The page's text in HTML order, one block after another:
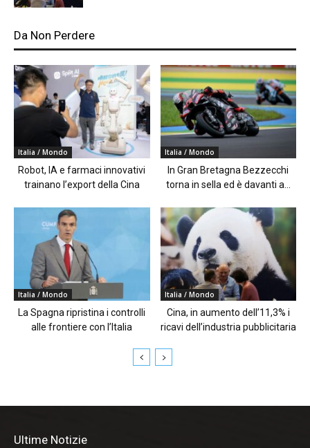
Da Non Perdere
Italia / Mondo
Robot, IA e farmaci innovativi
trainano l’export della Cina
Italia / Mondo
In Gran Bretagna Bezzecchi
torna in sella ed è davanti a...
Italia / Mondo
La Spagna ripristina i controlli
alle frontiere con l’Italia
Italia / Mondo
Cina, in aumento dell’11,3% i
ricavi dell’industria pubblicitaria
Ultime Notizie